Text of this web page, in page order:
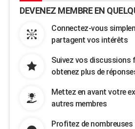
DEVENEZ MEMBRE EN
Connectez-vous
partagent vos intérêts
Suivez vos discussions
obtenez plus de
Mettez en avant votre
autres membres
Profitez de